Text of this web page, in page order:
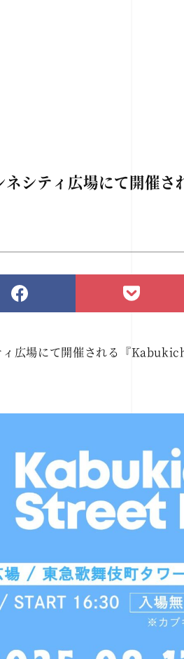
ネシティ広場にて開催
ィ広場にて開催される『